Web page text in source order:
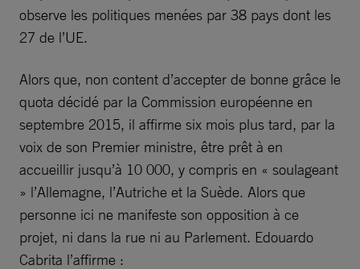
observe les politiques menées par 38 pays dont les
27 de l’UE.
Alors que, non content d’accepter de bonne grâce le
quota décidé par la Commission européenne en
septembre 2015, il affirme six mois plus tard, par la
voix de son Premier ministre, être prêt à en
accueillir jusqu’à 10 000, y compris en « soulageant
» l’Allemagne, l’Autriche et la Suède. Alors que
personne ici ne manifeste son opposition à ce
projet, ni dans la rue ni au Parlement. Edouardo
Cabrita l’affirme :